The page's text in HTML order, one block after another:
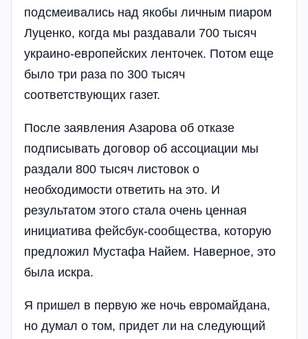
подсмеивались над якобы личным пиаром
Луценко, когда мы раздавали 700 тысяч
украино-европейских ленточек. Потом еще
было три раза по 300 тысяч
соответствующих газет.
После заявления Азарова об отказе
подписывать договор об ассоциации мы
раздали 800 тысяч листовок о
необходимости ответить на это. И
результатом этого стала очень ценная
инициатива фейсбук-сообщества, которую
предложил Мустафа Найем. Наверное, это
была искра.
Я пришел в первую же ночь евромайдана,
но думал о том, придет ли на следующий